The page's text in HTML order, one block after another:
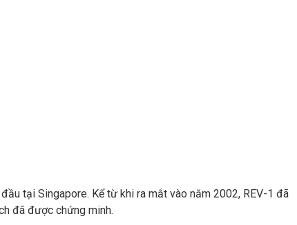
tại Singapore. Kể từ khi ra mắt vào năm 2002, REV-1 đã
đã được chứng minh.